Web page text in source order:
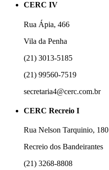
CERC IV
Rua Ápia, 466
Vila da Penha
(21) 3013-5185
(21) 99560-7519
secretaria4@cerc.com.br
CERC Recreio I
Rua Nelson Tarquinio, 180
Recreio dos Bandeirantes
(21) 3268-8808